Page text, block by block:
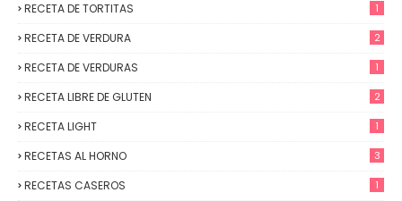
RECETA DE TORTITAS 1
RECETA DE VERDURA 2
RECETA DE VERDURAS 1
RECETA LIBRE DE GLUTEN 2
RECETA LIGHT 1
RECETAS AL HORNO 3
RECETAS CASEROS 1